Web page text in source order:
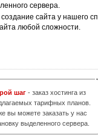
сервера.
создание сайта у нашего
любой сложности.
шаг - заказ хостинга из
тарифных планов.
вы можете заказать у нас
выделенного сервера.